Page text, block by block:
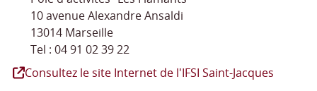
10 avenue Alexandre Ansaldi
13014 Marseille
Tel : 04 91 02 39 22
Consultez le site Internet de l'IFSI Saint-Jacques